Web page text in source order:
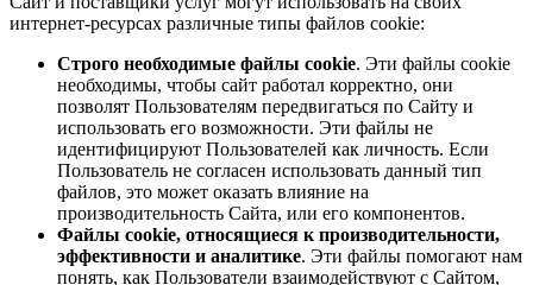
интернет-ресурсах различные типы файлов cookie:
Строго необходимые файлы cookie. Эти файлы cookie
необходимы, чтобы сайт работал корректно, они
позволят Пользователям передвигаться по Сайту и
использовать его возможности. Эти файлы не
идентифицируют Пользователей как личность. Если
Пользователь не согласен использовать данный тип
файлов, это может оказать влияние на
производительность Сайта, или его компонентов.
Файлы cookie, относящиеся к производительности,
эффективности и аналитике. Эти файлы помогают нам
понять, как Пользователи взаимодействуют с Сайтом,